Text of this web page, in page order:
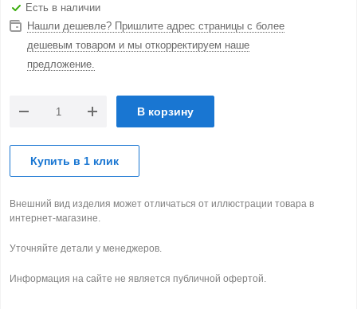
Есть в наличии
Нашли дешевле? Пришлите адрес страницы с более
дешевым товаром и мы откорректируем наше
предложение.
В корзину
Купить в 1 клик
Внешний вид изделия может отличаться от иллюстрации товара в
интернет-магазине.
Уточняйте детали у менеджеров.
Информация на сайте не является публичной офертой.